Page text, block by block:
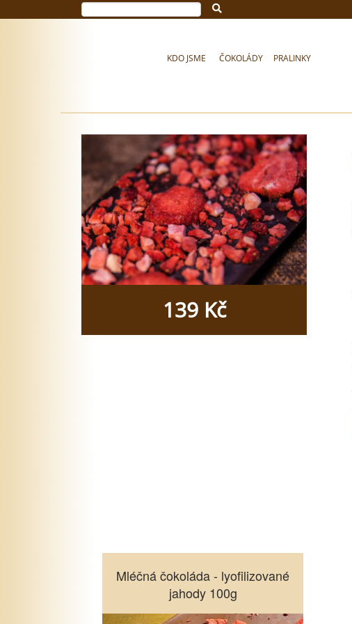
KDO JSME ČOKOLÁDY PRALINKY
139 Kč
Mléčná čokoláda - lyofilizované
jahody 100g
Mléčná čokoláda - lyofilizované
jahody 100g